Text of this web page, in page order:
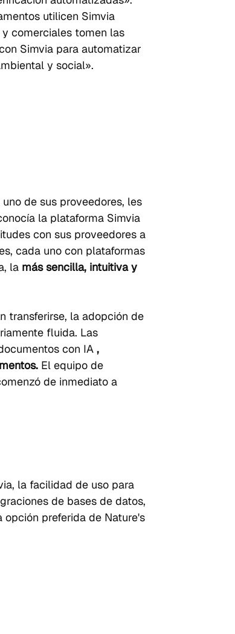
utilicen Simvia
comerciales tomen las
Simvia para automatizar
y social».
de sus proveedores, les
la plataforma Simvia
con sus proveedores a
cada uno con plataformas
la más sencilla, intuitiva y
transferirse, la adopción de
fluida. Las
con IA ,
El equipo de
de inmediato a
la facilidad de uso para
de bases de datos,
preferida de Nature's